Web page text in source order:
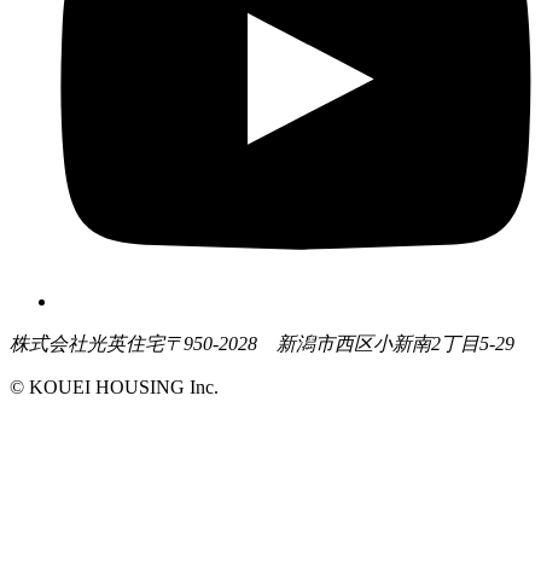
株式会社光英住宅〒950-2028 新潟市西区小新南2丁目5-29
© KOUEI HOUSING Inc.